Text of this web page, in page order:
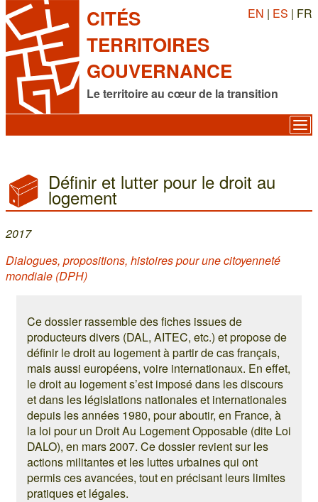
CITÉS
TERRITOIRES
GOUVERNANCE
Le territoire au cœur de la transition
EN | ES | FR
Définir et lutter pour le droit au
logement
2017
Dialogues, propositions, histoires pour une citoyenneté
mondiale (DPH)
Ce dossier rassemble des fiches issues de
producteurs divers (DAL, AITEC, etc.) et propose de
définir le droit au logement à partir de cas français,
mais aussi européens, voire internationaux. En effet,
le droit au logement s’est imposé dans les discours
et dans les législations nationales et internationales
depuis les années 1980, pour aboutir, en France, à
la loi pour un Droit Au Logement Opposable (dite Loi
DALO), en mars 2007. Ce dossier revient sur les
actions militantes et les luttes urbaines qui ont
permis ces avancées, tout en précisant leurs limites
pratiques et légales.